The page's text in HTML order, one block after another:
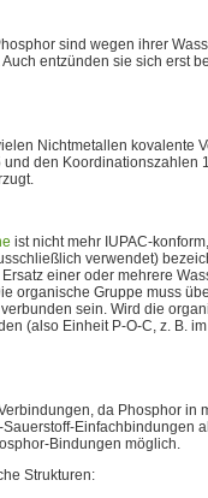
sind wegen ihrer
entzünden sie sich erst
Nichtmetallen kovalente
den Koordinationszahlen
ist nicht mehr IUPAC-
verwendet)
einer oder mehrere
organische Gruppe muss
sein. Wird die
(also Einheit P-O-C, z. B.
da Phosphor in
Einfachbindungen
Bindungen möglich.
Strukturen: